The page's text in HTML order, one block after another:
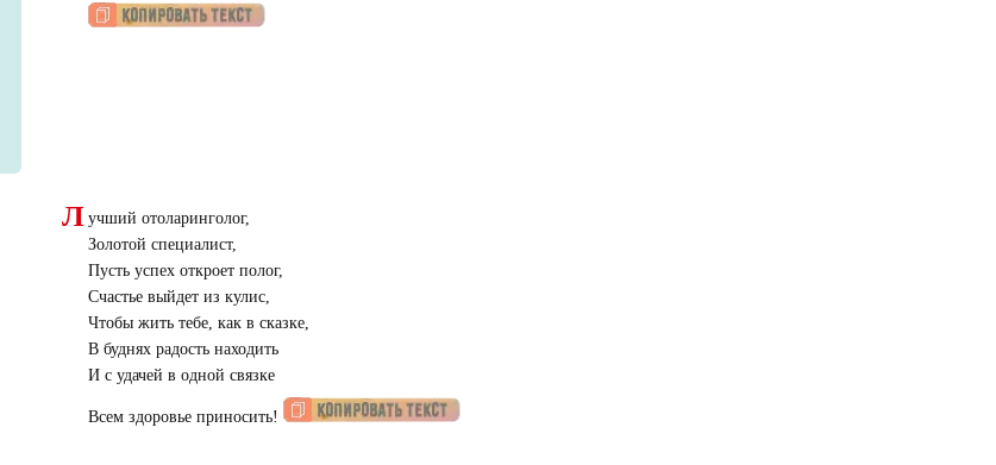
Л учший отоларинголог,
Золотой специалист,
Пусть успех откроет полог,
Счастье выйдет из кулис,
Чтобы жить тебе, как в сказке,
В буднях радость находить
И с удачей в одной связке
Всем здоровье приносить!